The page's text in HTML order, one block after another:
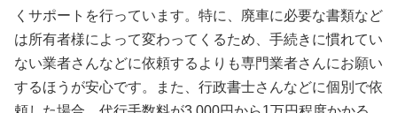
くサポートを行っています。特に、廃車に必要な書類など
は所有者様によって変わってくるため、手続きに慣れてい
ない業者さんなどに依頼するよりも専門業者さんにお願い
するほうが安心です。また、行政書士さんなどに個別で依